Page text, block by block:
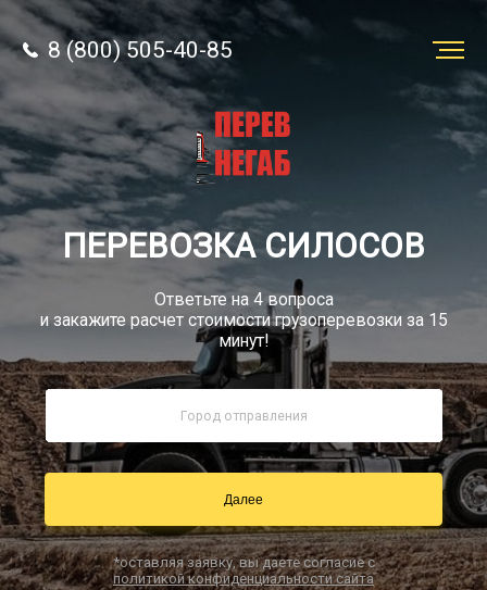
8 (800) 505-40-85
Звонок по России бесплатно
sale@simtruck-negabarit.ru
Заказать звонок
Заказать
перевозку
Грузы
8 (800) 505-40-85
ПЕРЕВОЗКА СИЛОСОВ
Ответьте на 4 вопроса
и закажите расчет стоимости грузоперевозки за 15
минут!
Далее
*оставляя заявку, вы даете согласие с
политикой конфиденциальности сайта